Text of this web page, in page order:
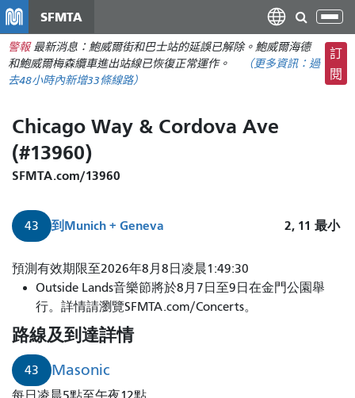
主
要
SFMTA
切
換
導
航
警報 最新消息：鮑威爾街和巴士站的延誤已解除。鮑威爾海德
和鮑威爾梅森纜車進出站線已恢復正常運作。
（更多資訊： 過
去48小時內新增33條線路）
訂
閱
Chicago Way & Cordova Ave
(#13960)
SFMTA.com/13960
43 到 Munich + Geneva 2, 11 最小
43
名
濟
會
成
員
預測有效期限至2026年8月8日凌晨1:49:30
Outside Lands音樂節將於8月7日至9日在金門公園舉
行。詳情請瀏覽SFMTA.com/Concerts。
路線及到達詳情
43 Masonic